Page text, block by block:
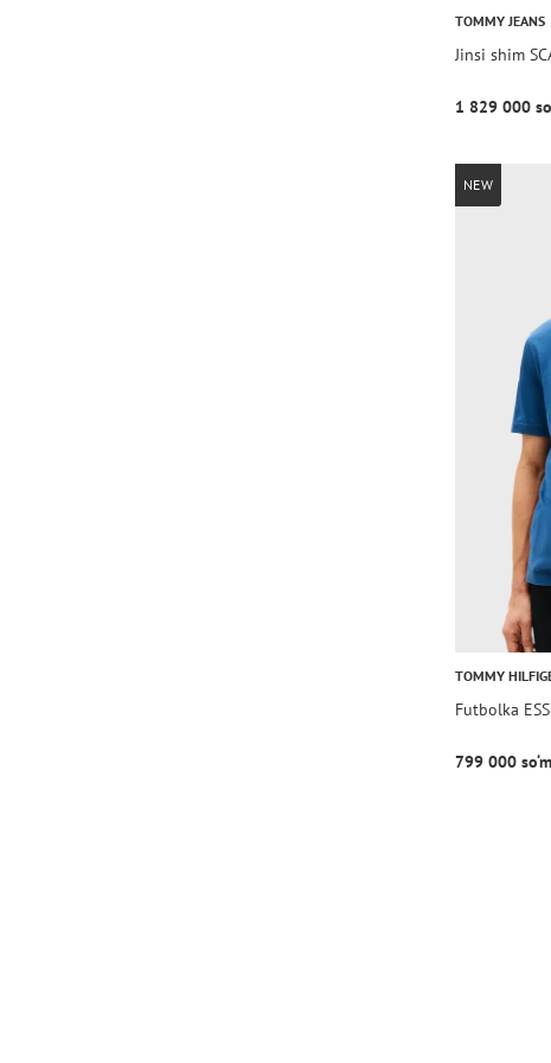
TOMMY JEANS
Jinsi shim
1 829 000
NEW
TOMMY
Futbolka ESS
799 000 so‘m